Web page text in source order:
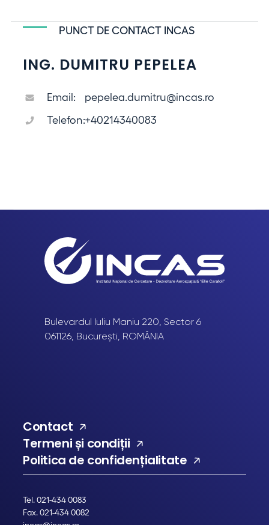
PUNCT DE CONTACT INCAS
ING. DUMITRU PEPELEA
Email:
pepelea.dumitru@incas.ro
Telefon:+40214340083
Contact
Termeni și condiții
Politica de confidențialitate
Tel. 021-434 0083
Fax. 021-434 0082
Bulevardul Iuliu Maniu 220, Sector 6
061126, București, ROMÂNIA